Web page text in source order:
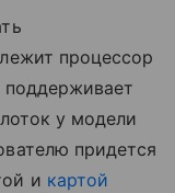
процессор
поддерживает
у модели
придется
и картой